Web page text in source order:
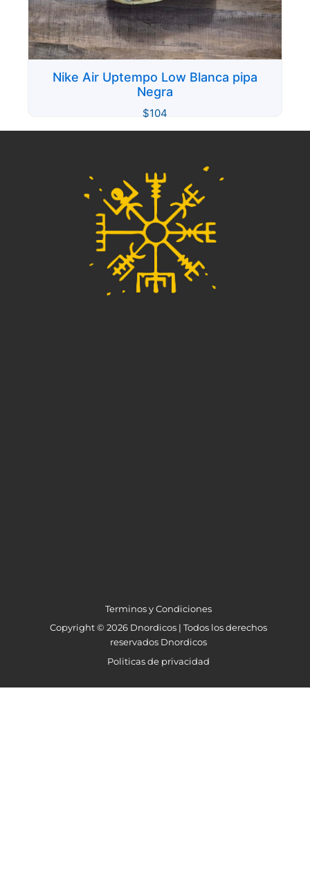
Nike Air Uptempo Low Blanca pipa
Negra
$104
Terminos y Condiciones
Copyright © 2026 Dnordicos | Todos los derechos
reservados Dnordicos
Politicas de privacidad